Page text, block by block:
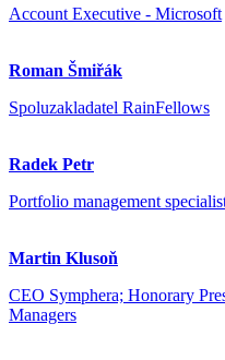
Account Executive - Microsoft
Roman Šmiřák
Spoluzakladatel RainFellows
Radek Petr
Portfolio management
Martin Klusoň
CEO Symphera; Honorary
Managers